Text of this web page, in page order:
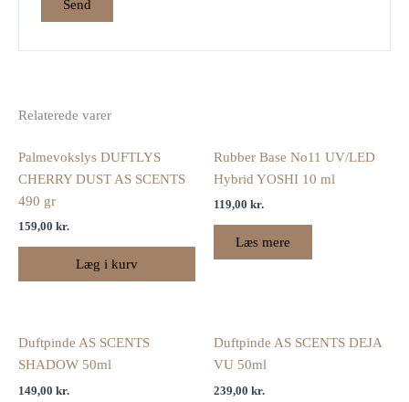
Relaterede varer
Palmevokslys DUFTLYS
CHERRY DUST AS SCENTS
490 gr
159,00 kr.
Læg i kurv
Rubber Base No11 UV/LED
Hybrid YOSHI 10 ml
119,00 kr.
Læs mere
Duftpinde AS SCENTS
SHADOW 50ml
149,00 kr.
Duftpinde AS SCENTS DEJA
VU 50ml
239,00 kr.